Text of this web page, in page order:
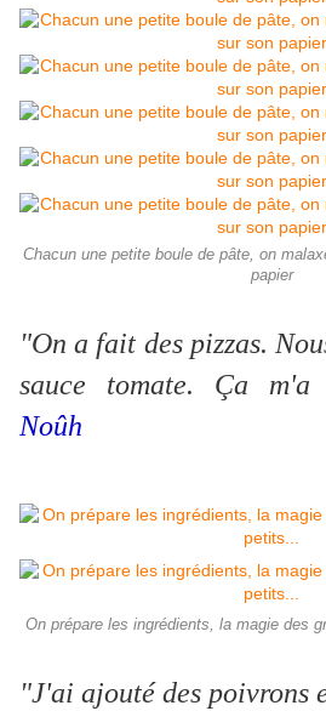
Chacun une petite boule de pâte, on
papier
"On a fait des pizzas.
sauce tomate. Ça m'a
Noûh
On prépare les ingrédients, la magie des
"J'ai ajouté des poivrons